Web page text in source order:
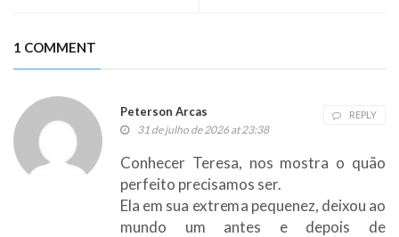
1 COMMENT
Peterson Arcas REPLY
31 de julho de 2026 at 23:38
Conhecer Teresa, nos mostra o quão
perfeito precisamos ser.
Ela em sua extrema pequenez, deixou ao
mundo um antes e depois de